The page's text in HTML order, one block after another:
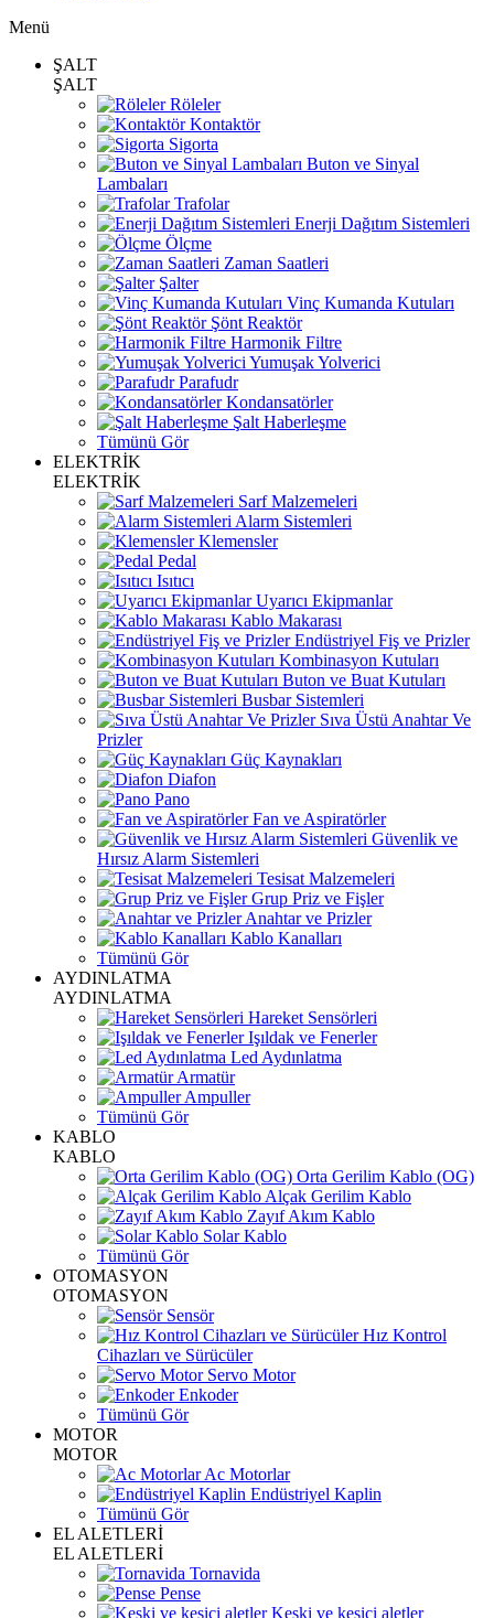
Menü
ŞALT
ŞALT
Röleler
Kontaktör
Sigorta
Buton ve Sinyal
Lambaları
Trafolar
Enerji Dağıtım Sistemleri
Ölçme
Zaman Saatleri
Şalter
Vinç Kumanda Kutuları
Şönt Reaktör
Harmonik Filtre
Yumuşak Yolverici
Parafudr
Kondansatörler
Şalt Haberleşme
Tümünü Gör
ELEKTRİK
ELEKTRİK
Sarf Malzemeleri
Alarm Sistemleri
Klemensler
Pedal
Isıtıcı
Uyarıcı Ekipmanlar
Kablo Makarası
Endüstriyel Fiş ve Prizler
Kombinasyon Kutuları
Buton ve Buat Kutuları
Busbar Sistemleri
Sıva Üstü Anahtar Ve
Prizler
Güç Kaynakları
Diafon
Pano
Fan ve Aspiratörler
Güvenlik ve
Hırsız Alarm Sistemleri
Tesisat Malzemeleri
Grup Priz ve Fişler
Anahtar ve Prizler
Kablo Kanalları
Tümünü Gör
AYDINLATMA
AYDINLATMA
Hareket Sensörleri
Işıldak ve Fenerler
Led Aydınlatma
Armatür
Ampuller
Tümünü Gör
KABLO
KABLO
Orta Gerilim Kablo (OG)
Alçak Gerilim Kablo
Zayıf Akım Kablo
Solar Kablo
Tümünü Gör
OTOMASYON
OTOMASYON
Sensör
Hız Kontrol
Cihazları ve Sürücüler
Servo Motor
Enkoder
Tümünü Gör
MOTOR
MOTOR
Ac Motorlar
Endüstriyel Kaplin
Tümünü Gör
EL ALETLERİ
EL ALETLERİ
Tornavida
Pense
Keski ve kesici aletler